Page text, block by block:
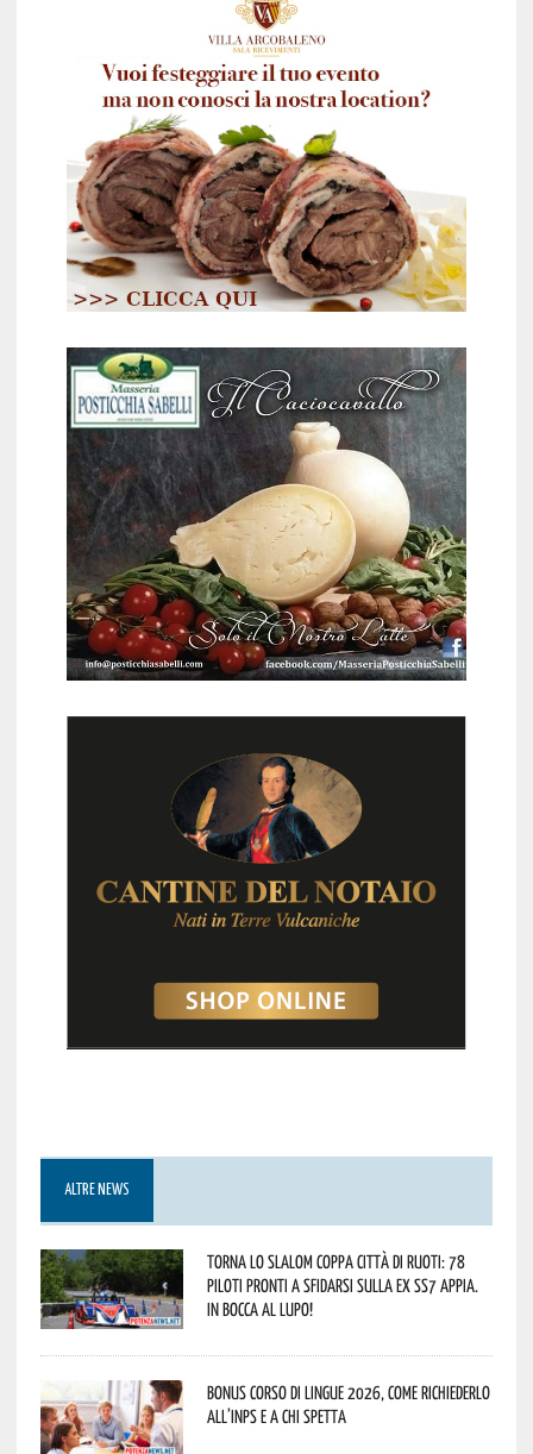
ALTRE NEWS
Torna lo Slalom Coppa Città di Ruoti: 78
piloti pronti a sfidarsi sulla ex SS7 Appia.
In bocca al lupo!
Bonus corso di lingue 2026, come richiederlo
all’INPS e a chi spetta